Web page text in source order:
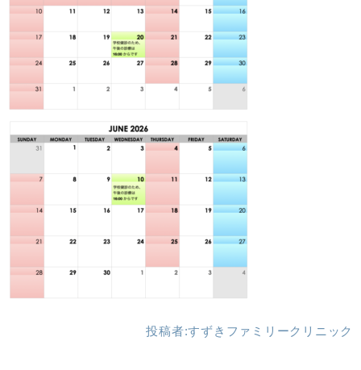
投稿者:すずきファミリークリニック